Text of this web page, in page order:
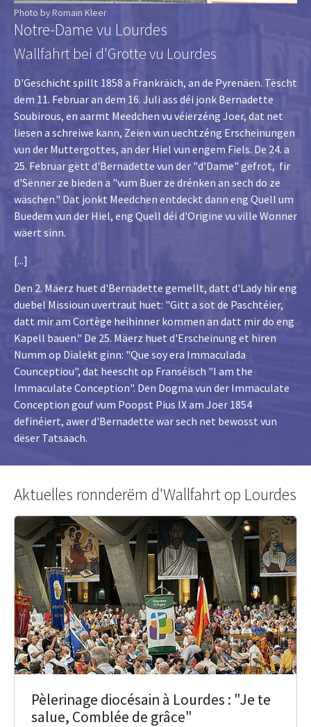
Photo by Romain Kleer
Notre-Dame vu Lourdes
Wallfahrt bei d'Grotte vu Lourdes
D'Geschicht spillt 1858 a Frankräich, an de Pyrenäen. Tëscht
dem 11. Februar an dem 16. Juli ass déi jonk Bernadette
Soubirous, en aarmt Meedchen vu véierzéng Joer, dat net
liesen a schreiwe kann, Zeien vun uechtzéng Erscheinungen
vun der Muttergottes, an der Hiel vun engem Fiels. De 24. a
25. Februar gëtt d'Bernadette vun der "d'Dame" gefrot, fir
d'Sënner ze bieden a "vum Buer ze drénken an sech do ze
wäschen." Dat jonkt Meedchen entdeckt dann eng Quell um
Buedem vun der Hiel, eng Quell déi d'Origine vu ville Wonner
wäert sinn.
[...]
Den 2. Mäerz huet d'Bernadette gemellt, datt d'Lady hir eng
duebel Missioun uvertraut huet: "Gitt a sot de Paschtéier,
datt mir am Cortège heihinner kommen an datt mir do eng
Kapell bauen." De 25. Mäerz huet d'Erscheinung et hiren
Numm op Dialekt ginn: "Que soy era Immaculada
Counceptiou", dat heescht op Franséisch "I am the
Immaculate Conception". Den Dogma vun der Immaculate
Conception gouf vum Poopst Pius IX am Joer 1854
definéiert, awer d'Bernadette war sech net bewosst vun
dëser Tatsaach.
Aktuelles ronnderëm d'Wallfahrt op Lourdes
Pèlerinage diocésain à Lourdes : "Je te
salue, Comblée de grâce"